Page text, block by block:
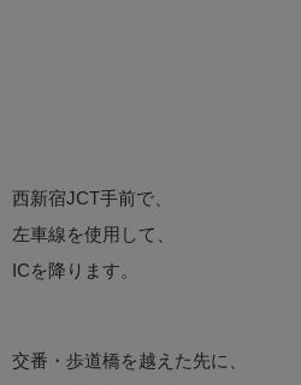
西新宿JCT手前で、
左車線を使用して、
ICを降ります。
交番・歩道橋を越えた先に、